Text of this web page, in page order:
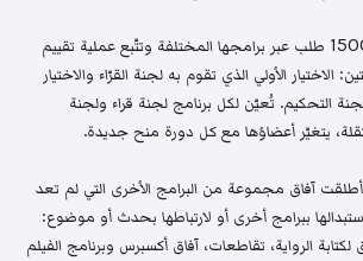
تتلقى آفاق سنوياً نحو 1500 طلب عبر برامجها المختلفة وتتّبع عملية تقييم
الاختيار الأولي الذي تقوم به لجنة القرّاء والاختيار
التحكيم. تُعيّن لكل برنامج لجنة قراء ولجنة
يتغيّر أعضاؤها مع كل دورة منح جديدة.
آفاق مجموعة من البرامج الأخرى التي لم تعد
ببرامج أخرى أو لارتباطها بحدث أو موضوع:
الرواية، تقاطعات، آفاق أكسبرس وبرنامج الفيلم